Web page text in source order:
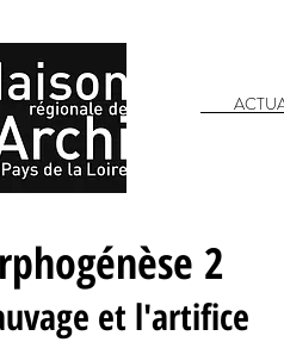
2
et l'artifice